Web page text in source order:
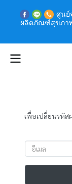
ศูนย์
ผลิตภัณฑ์สุขภาพ
เพื่อเปลี่ยนรหัส